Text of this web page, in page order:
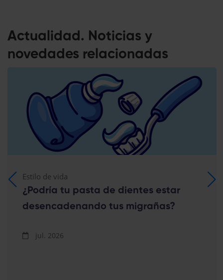
Actualidad. Noticias y
novedades relacionadas
Estilo de vida
¿Podría tu pasta de dientes estar
desencadenando tus migrañas?
jul. 2026